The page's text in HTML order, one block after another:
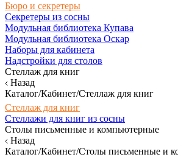
Бюро и секретеры
Секретеры из сосны
Модульная библиотека Купава
Модульная библиотека Оскар
Наборы для кабинета
Надстройки для столов
Стеллаж для книг
Назад
Каталог/Кабинет/Стеллаж для книг
Стеллаж для книг
Стеллажи для книг из сосны
Столы письменные и компьютерные
Назад
Каталог/Кабинет/Столы письменные и